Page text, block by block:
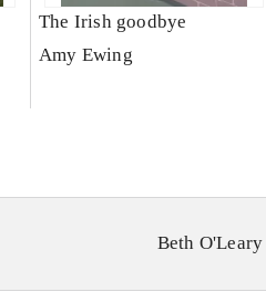
The Irish goodbye
Amy Ewing
Beth O'Leary